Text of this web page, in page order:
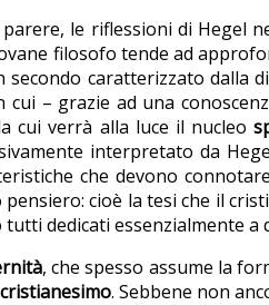
le riflessioni di Hegel
filosofo tende ad
caratterizzato dalla
cui – grazie ad una
cui verrà alla luce il nucleo
interpretato da
che devono
cioè la tesi che il
dedicati essenzialmente a
, che spesso assume la
cristianesimo. Sebbene non